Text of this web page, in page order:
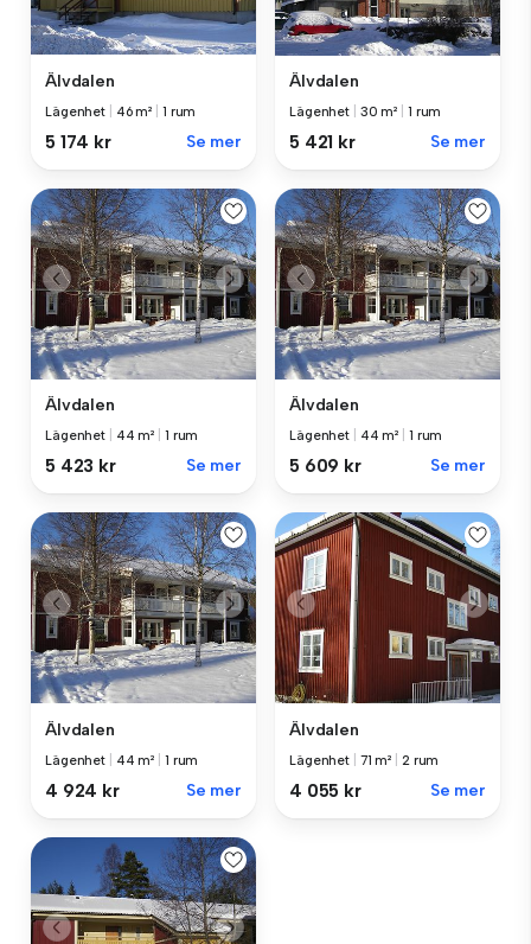
Älvdalen
Lägenhet 46 m² 1 rum
5 174 kr Se mer
Älvdalen
Lägenhet 30 m² 1 rum
5 421 kr Se mer
Älvdalen
Lägenhet 44 m² 1 rum
5 423 kr Se mer
Älvdalen
Lägenhet 44 m² 1 rum
5 609 kr Se mer
Älvdalen
Lägenhet 44 m² 1 rum
4 924 kr Se mer
Älvdalen
Lägenhet 71 m² 2 rum
4 055 kr Se mer